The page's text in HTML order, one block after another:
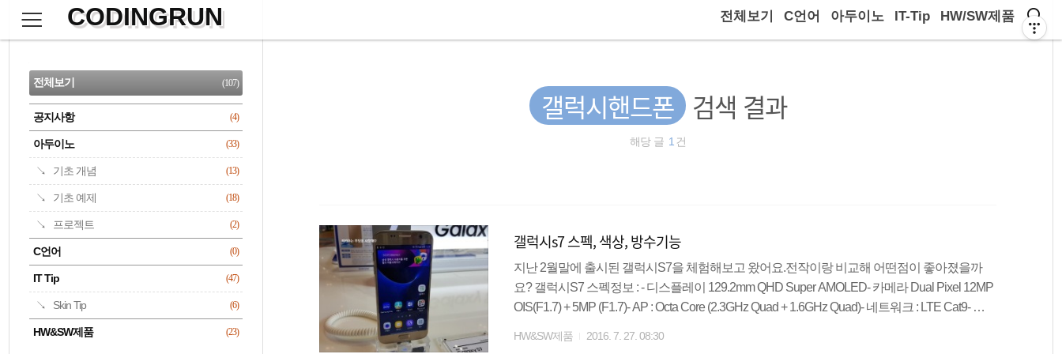
으
CODINGRUN 전체보기 C언어 아두이노 IT-Tip HW/SW제품
갤럭시핸드폰 검색 결과
해당 글 1 건
갤럭시s7 스펙, 색상, 방수기능
지난 2월말에 출시된 갤럭시S7을 체험해보고 왔어요.전작이랑 비교해 어떤점이 좋아졌을까
요? 갤럭시S7 스펙정보 : - 디스플레이 129.2mm QHD Super AMOLED- 카메라 Dual Pixel 12MP
OIS(F1.7) + 5MP (F1.7)- AP : Octa Core (2.3GHz Quad + 1.6GHz Quad)- 네트워크 : LTE Cat9- 메
HW&SW제품 2016. 7. 27. 08:30
CATEGORY
전체보기 (107)
공지사항 (4)
아두이노 (33)
기초 개념 (13)
기초 예제 (18)
프로젝트 (2)
C언어 (0)
IT Tip (47)
Skin Tip (6)
HW&SW제품 (23)
검